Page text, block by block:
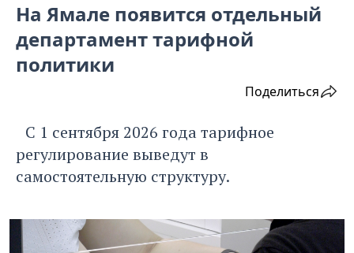
На Ямале появится отдельный
департамент тарифной
политики
Поделиться
С 1 сентября 2026 года тарифное
регулирование выведут в
самостоятельную структуру.